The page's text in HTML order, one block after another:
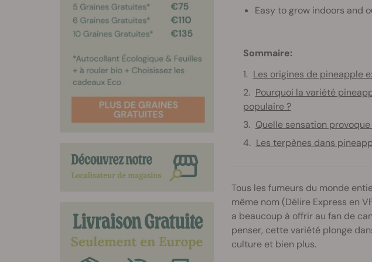
Easy to grow indoors and
Sommaire:
Les origines de pineapple
Pourquoi la variété
populaire ?
Quelle sensation
Les terpènes dans
Tous les fumeurs du monde
même nom (Délire Express en
a beaucoup à offrir au fan de
penser, cette variété plonge
culture et bien plus.